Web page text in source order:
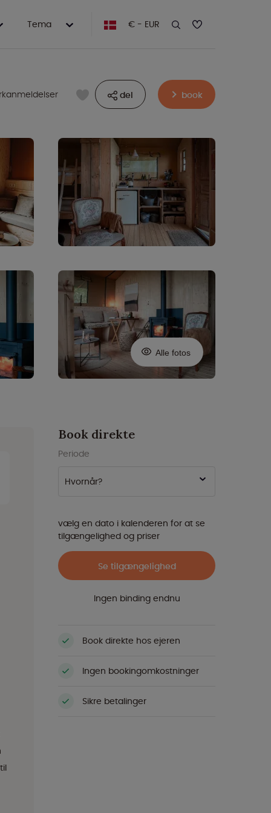
Tema € - EUR
del book
Alle fotos
Book direkte
Periode
Hvornår?
vælg en dato i kalenderen for at se
tilgængelighed og priser
Se tilgængelighed
Ingen binding endnu
Book direkte hos ejeren
Ingen bookingomkostninger
Sikre betalinger